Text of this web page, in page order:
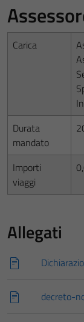
Carica
Durata
mandato
Importi
viaggi
Allegati
decreto-